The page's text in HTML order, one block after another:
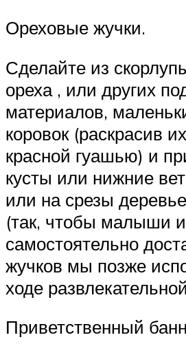
Ореховые жучки.
Сделайте из
ореха , или других
материалов,
коровок (раскрасив
красной гуашью) и
кусты или нижние
или на срезы
(так, чтобы малыши
самостоятельно
жучков мы позже
ходе
Приветственный